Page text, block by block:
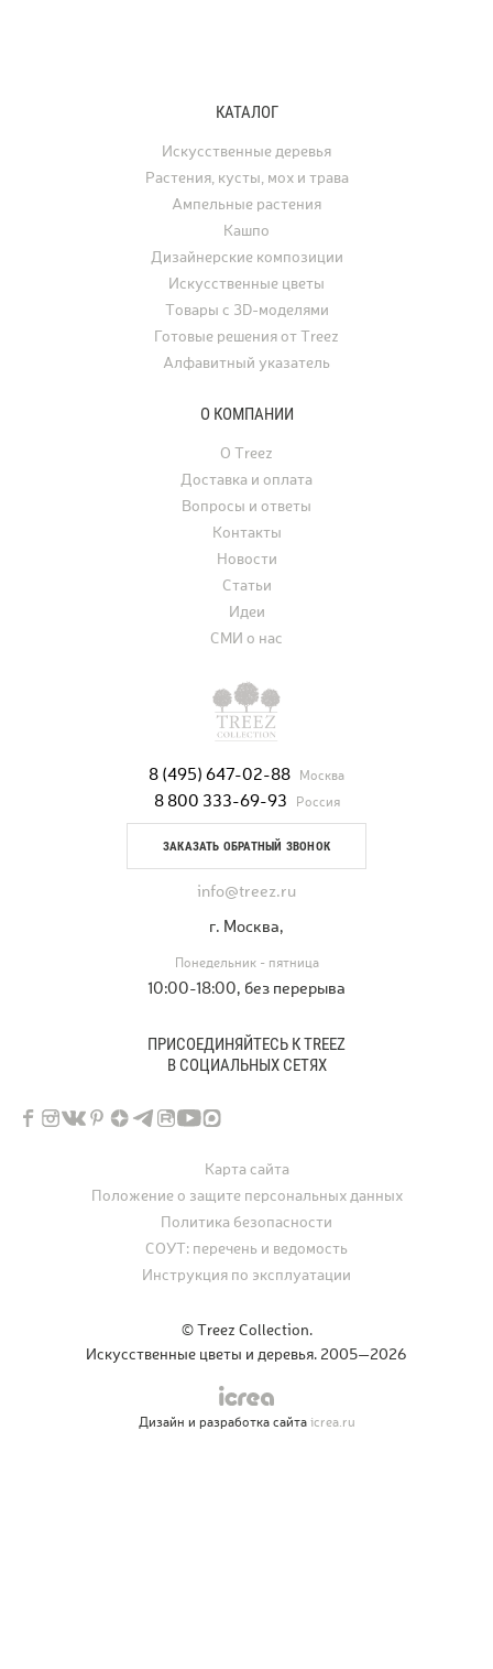
туфа, превращая любую композицию
произведение искусства.
применяют для
интерьеров.
ресторанов, офисов,
и других мероприятий.
8 (495) 647-02-88 Москва
8 800 333-69-93 Россия
ЗАКАЗАТЬ ОБРАТНЫЙ ЗВОНОК
info@treez.ru
г. Москва,
Понедельник - пятница
10:00-18:00, без перерыва
КАТАЛОГ
Искусственные деревья
Растения, кусты, мох и трава
Ампельные растения
Кашпо
Дизайнерские композиции
Искусственные цветы
Товары с 3D-моделями
Готовые решения от Treez
Алфавитный указатель
О КОМПАНИИ
О Treez
Доставка и оплата
Вопросы и ответы
Контакты
Новости
Статьи
Идеи
СМИ о нас
ПРИСОЕДИНЯЙТЕСЬ К TREEZ
В СОЦИАЛЬНЫХ СЕТЯХ
© Treez Collection.
Искусственные цветы и деревья. 2005—2026
Карта сайта
Положение о защите персональных данных
Политика безопасности
СОУТ: перечень и ведомость
Инструкция по эксплуатации
Дизайн и разработка сайтаicrea.ru